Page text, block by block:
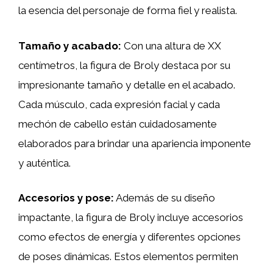
la esencia del personaje de forma fiel y realista.
Tamaño y acabado: Con una altura de XX
centímetros, la figura de Broly destaca por su
impresionante tamaño y detalle en el acabado.
Cada músculo, cada expresión facial y cada
mechón de cabello están cuidadosamente
elaborados para brindar una apariencia imponente
y auténtica.
Accesorios y pose: Además de su diseño
impactante, la figura de Broly incluye accesorios
como efectos de energía y diferentes opciones
de poses dinámicas. Estos elementos permiten